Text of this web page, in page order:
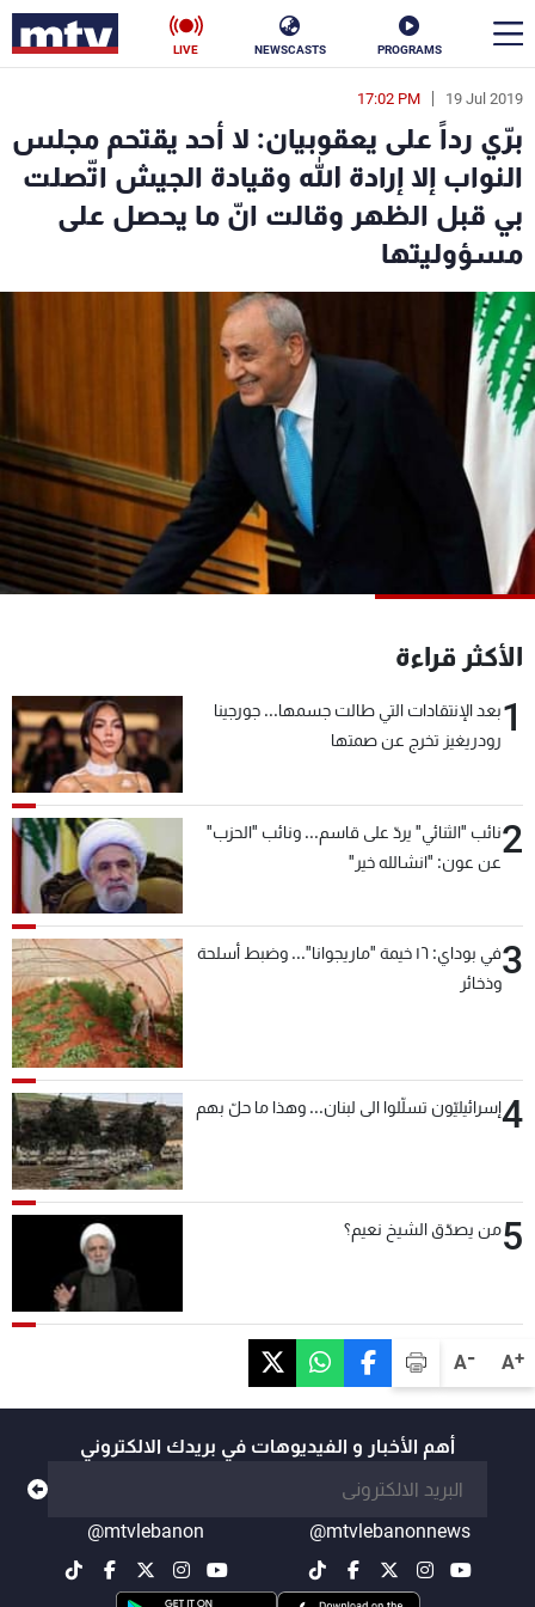
PROGRAMS
NEWSCASTS
LIVE
A+
A-
19 Jul 2019
17:02 PM
برّي رداً على يعقوبيان: لا أحد يقتحم مجلس
النواب إلا إرادة الله وقيادة الجيش اتّصلت
بي قبل الظهر وقالت انّ ما يحصل على
مسؤوليتها
الأكثر قراءة
1بعد الإنتقادات التي طالت جسمها... جورجينا
رودريغيز تخرج عن صمتها
2نائب "الثنائي" يردّ على قاسم... ونائب "الحزب"
عن عون: "انشالله خير"
3
في بوداي: ١٦ خيمة "ماريجوانا"... وضبط أسلحة
وذخائر
4إسرائيليّون تسلّلوا الى لبنان... وهذا ما حلّ بهم
5من يصدّق الشيخ نعيم؟
أهم الأخبار و الفيديوهات في بريدك الالكتروني
@mtvlebanonnews
@mtvlebanon
en
الأخبار
سياسة ناس
إقتصاد
منوعات رياضة
كأس العالم
البرامج
جدول البرامج
شاهد البرامج
الترددات
عن MTV
لاعلاناتكم
شروط الإسـتخدام
سياسة الخصوصية